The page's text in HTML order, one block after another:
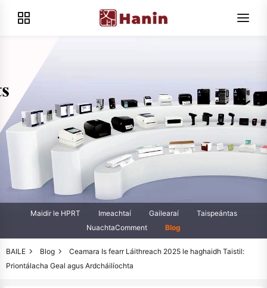
Maidir le HPRT Imeachtaí Gailearaí
Taispeántas
NuachtaComment
Blog
BAILE Blog
Ceamara Is fearr Láithreach 2025 le haghaidh Taistil:
Priontálacha Geal agus Ardcháilíochta